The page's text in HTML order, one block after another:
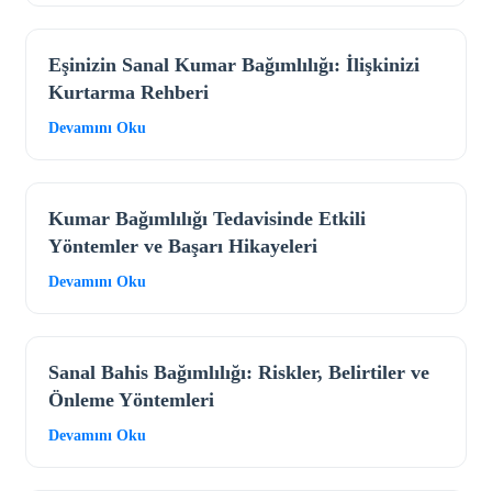
Eşinizin Sanal Kumar Bağımlılığı: İlişkinizi
Kurtarma Rehberi
Devamını Oku
Kumar Bağımlılığı Tedavisinde Etkili
Yöntemler ve Başarı Hikayeleri
Devamını Oku
Sanal Bahis Bağımlılığı: Riskler, Belirtiler ve
Önleme Yöntemleri
Devamını Oku